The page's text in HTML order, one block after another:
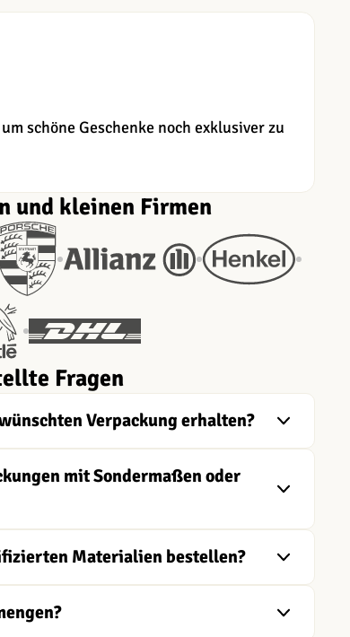
schöne Geschenke noch exklusiver zu
und kleinen Firmen
Fragen
Verpackung erhalten?
mit Sondermaßen oder
Materialien bestellen?